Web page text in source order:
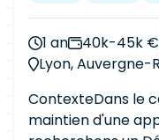
1 an 40k-45k €
Lyon, Auvergne-
ContexteDans le
maintien d'une